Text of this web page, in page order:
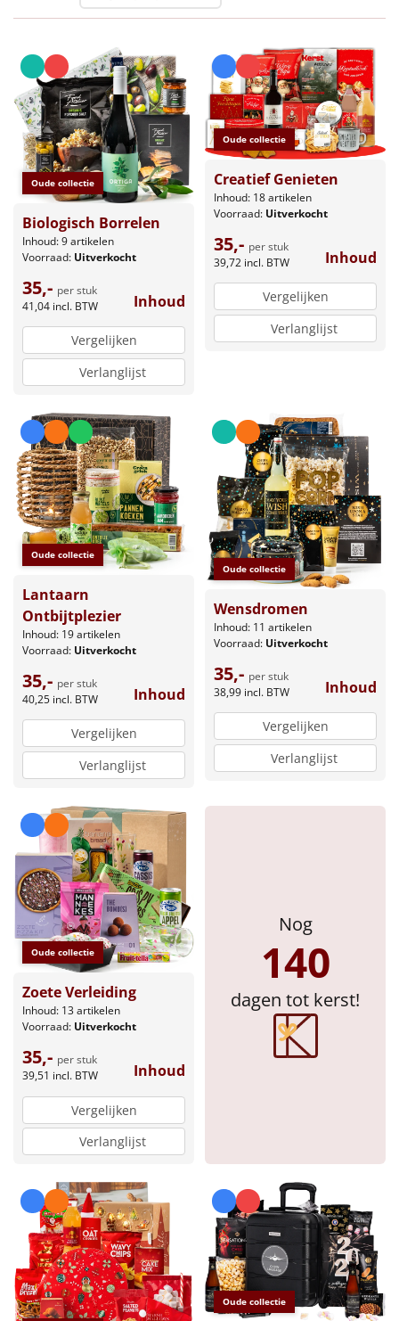
Duurzaam
Leuke
Goedkope
Uniek
Alle thema's
Artikel
Pizzarette
Tas
Borrelplank
Warmtekussen
NIEUW
Slowcooker POPULAIR
Noodradio NIEUW
Deken (fleece plaid)
Alle artikelen
Overige
Personeel
Doe het zelf
Sinterklaaspakketten
Particulier
Kerstgeschenken 2026
Relatiegeschenken
Cadeaubon
Per stuk
Alle overige
Oude collectie
Biologisch Borrelen
Inhoud: 9 artikelen
Voorraad: Uitverkocht
35,- per stuk
41,04 incl. BTW Inhoud
Vergelijken
Verlanglijst
Oude collectie
Creatief Genieten
Inhoud: 18 artikelen
Voorraad: Uitverkocht
35,- per stuk
39,72 incl. BTW Inhoud
Vergelijken
Verlanglijst
Oude collectie
Lantaarn
Ontbijtplezier
Inhoud: 19 artikelen
Voorraad: Uitverkocht
35,- per stuk
40,25 incl. BTW Inhoud
Vergelijken
Verlanglijst
Oude collectie
Wensdromen
Inhoud: 11 artikelen
Voorraad: Uitverkocht
35,- per stuk
38,99 incl. BTW Inhoud
Vergelijken
Verlanglijst
Oude collectie
Zoete Verleiding
Inhoud: 13 artikelen
Voorraad: Uitverkocht
35,- per stuk
39,51 incl. BTW Inhoud
Vergelijken
Verlanglijst
Nog
140
dagen tot kerst!
Oude collectie